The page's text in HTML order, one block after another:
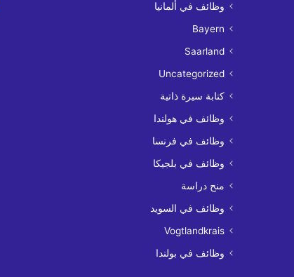
وظائف في ألمانيا
Bayern
Saarland
Uncategorized
كتابة سيرة ذاتية
وظائف في هولندا
وظائف في فرنسا
وظائف في بلجيكا
منح دراسة
وظائف في السويد
Vogtlandkrais
وظائف في بولندا